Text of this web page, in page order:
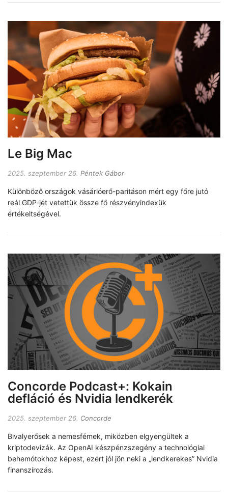
Le Big Mac
2025. szeptember 26. Péntek Gábor
Különböző országok vásárlóerő-paritáson mért egy főre jutó
reál GDP-jét vetettük össze fő részvényindexük
értékeltségével.
Concorde Podcast+: Kokain
defláció és Nvidia lendkerék
2025. szeptember 26. Concorde
Bivalyerősek a nemesfémek, miközben elgyengültek a
kriptodevizák. Az OpenAI készpénzszegény a technológiai
behemótokhoz képest, ezért jól jön neki a „lendkerekes” Nvidia
finanszírozás.